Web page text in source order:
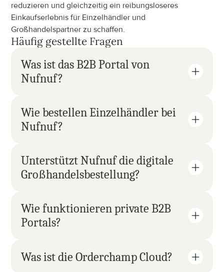
reduzieren und gleichzeitig ein reibungsloseres
Einkaufserlebnis für Einzelhändler und
Großhandelspartner zu schaffen.
Häufig gestellte Fragen
Was ist das B2B Portal von
Nufnuf?
Wie bestellen Einzelhändler bei
Nufnuf?
Unterstützt Nufnuf die digitale
Großhandelsbestellung?
Wie funktionieren private B2B
Portals?
Was ist die Orderchamp Cloud?